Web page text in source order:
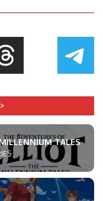
TALES